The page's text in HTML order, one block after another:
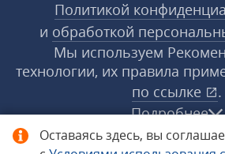
Оставаясь здесь, вы
Политикой
и обработкой
Мы используем
технологии, их правила
по ссылке
.
Подробнее